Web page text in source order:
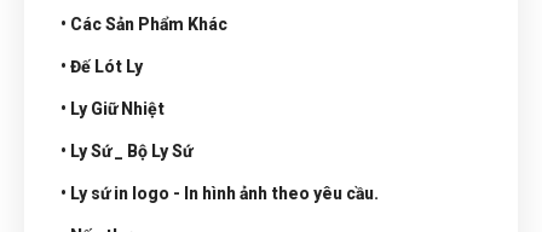
• Các Sản Phẩm Khác
• Đế Lót Ly
• Ly Giữ Nhiệt
• Ly Sứ _ Bộ Ly Sứ
• Ly sứ in logo - In hình ảnh theo yêu cầu.